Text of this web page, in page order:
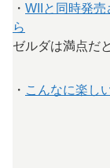
・ WIIと同時発
ら
ゼルダは満点だ
・ こんなに楽し